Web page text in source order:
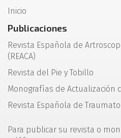
Inicio
Publicaciones
Revista Española de
(REACA)
Revista del Pie y Tobillo
Monografías de Actualización
Revista Española de
Para publicar su revista o